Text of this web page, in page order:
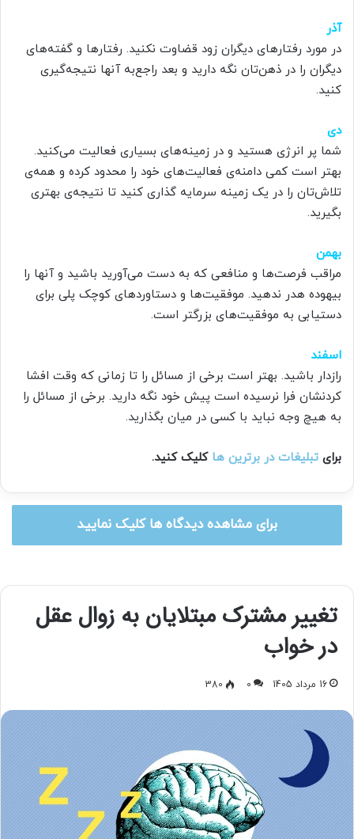
آذر
در مورد رفتارهای دیگران زود قضاوت نکنید. رفتارها و گفته‌های
دیگران را در ذهن‌تان نگه دارید و بعد راجع‌به آنها نتیجه‌گیری
کنید.
دی
شما پر انرژی هستید و در زمینه‌های بسیاری فعالیت می‌کنید.
بهتر است کمی دامنه‌ی فعالیت‌های خود را محدود کرده و همه‌ی
تلاش‌تان را در یک زمینه سرمایه گذاری کنید تا نتیجه‌ی بهتری
بگیرید.
بهمن
مراقب فرصت‌ها و منافعی که به دست می‌آورید باشید و آنها را
بیهوده هدر ندهید. موفقیت‌ها و دستاوردهای کوچک پلی برای
دستیابی به موفقیت‌های بزرگتر است.
اسفند
رازدار باشید. بهتر است برخی از مسائل را تا زمانی که وقت افشا
کردنشان فرا نرسیده است پیش خود نگه دارید. برخی از مسائل را
به هیچ وجه نباید با کسی در میان بگذارید.
برای تبلیغات در برترین ها کلیک کنید.
برای مشاهده دیدگاه ها کلیک نمایید